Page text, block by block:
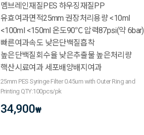
멤브레인재질PES 하우징재질PP
유효여과면적25mm 권장처리용량 <10ml
<100ml <150ml 온도90℃ 압력87psi(약 6bar)
빠른여과속도 낮은단백질흡착
높은단백질회수율 낮은추출물 높은처리량
핵산시료여과 세포배양배지여과
25mm PES Syringe Filter 0.45um with Outer Ring and
Printing QTY:100pcs/pk
34,900₩